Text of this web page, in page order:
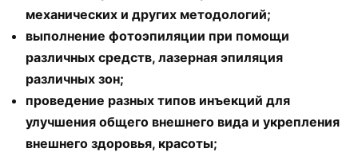
механических и других методологий;
выполнение фотоэпиляции при помощи
различных средств, лазерная эпиляция
различных зон;
проведение разных типов инъекций для
улучшения общего внешнего вида и укрепления
внешнего здоровья, красоты;